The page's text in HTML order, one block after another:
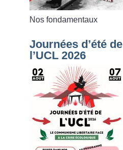
Nos fondamentaux
Journées d’été de
l’UCL 2026